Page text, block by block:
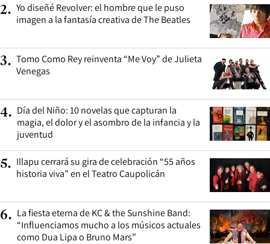
2. Yo diseñé Revolver: el hombre que le puso
imagen a la fantasía creativa de The Beatles
3. Tomo Como Rey reinventa “Me Voy” de Julieta
Venegas
4. Día del Niño: 10 novelas que capturan la
magia, el dolor y el asombro de la infancia y la
juventud
5. Illapu cerrará su gira de celebración “55 años
historia viva” en el Teatro Caupolicán
6. La fiesta eterna de KC & the Sunshine Band:
“Influenciamos mucho a los músicos actuales
como Dua Lipa o Bruno Mars”